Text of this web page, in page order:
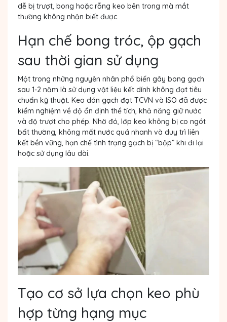
dễ bị trượt, bong hoặc rỗng keo bên trong mà mắt
thường không nhận biết được.
Hạn chế bong tróc, ộp gạch
sau thời gian sử dụng
Một trong những nguyên nhân phổ biến gây bong gạch
sau 1-2 năm là sử dụng vật liệu kết dính không đạt tiêu
chuẩn kỹ thuật. Keo dán gạch đạt TCVN và ISO đã được
kiểm nghiệm về độ ổn định thể tích, khả năng giữ nước
và độ trượt cho phép. Nhờ đó, lớp keo không bị co ngót
bất thường, không mất nước quá nhanh và duy trì liên
kết bền vững, hạn chế tình trạng gạch bị “bộp” khi đi lại
hoặc sử dụng lâu dài.
Tạo cơ sở lựa chọn keo phù
hợp từng hạng mục